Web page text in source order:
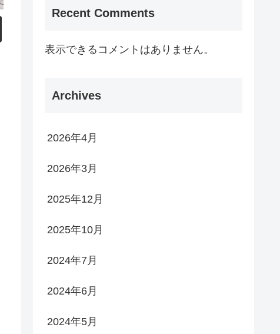
Recent Comments
表示できるコメントはありません。
Archives
2026年4月
2026年3月
2025年12月
2025年10月
2024年7月
2024年6月
2024年5月